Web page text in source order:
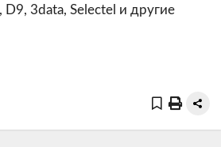
3data, Selectel и другие